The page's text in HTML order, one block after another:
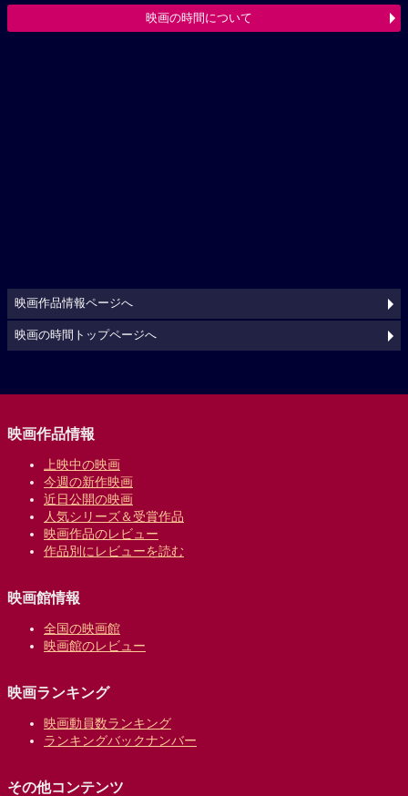
映画の時間について
映画作品情報ページへ
映画の時間トップページへ
映画作品情報
上映中の映画
今週の新作映画
近日公開の映画
人気シリーズ＆受賞作品
映画作品のレビュー
作品別にレビューを読む
映画館情報
全国の映画館
映画館のレビュー
映画ランキング
映画動員数ランキング
ランキングバックナンバー
その他コンテンツ